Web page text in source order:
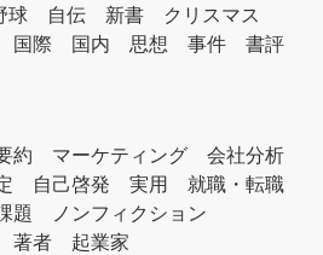
球 自伝 新書
クリスマス
国際 国内 思想 事件
書評
約 マーケティング
会社分析
自己啓発 実用
就職・転職
題
ノンフィクション
著者 起業家